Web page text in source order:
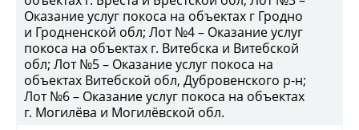
Оказание услуг покоса на объектах г Гродно
и Гродненской обл; Лот №4 – Оказание услуг
покоса на объектах г. Витебска и Витебской
обл; Лот №5 – Оказание услуг покоса на
объектах Витебской обл, Дубровенского р-н;
Лот №6 – Оказание услуг покоса на объектах
г. Могилёва и Могилёвской обл.